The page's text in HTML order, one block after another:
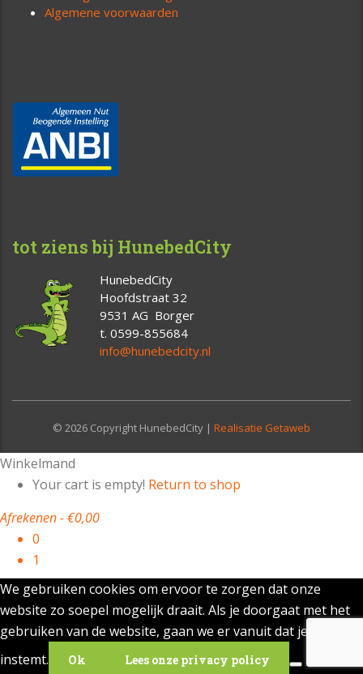
Algemene voorwaarden
tot ziens bij HunebedCity
HunebedCity
Hoofdstraat 32
9531 AG Borger
t. 0599-855684
info@hunebedcity.nl
© 2026 Copyright HunebedCity | Realisatie Getaweb
Winkelmand
Your cart is empty! Return to shop
Afrekenen-€0,00
0
1
We gebruiken cookies om ervoor te zorgen dat onze
website zo soepel mogelijk draait. Als je doorgaat met het
gebruiken van de website, gaan we er vanuit dat je ermee
instemt.
Ok Lees onze privacy policy